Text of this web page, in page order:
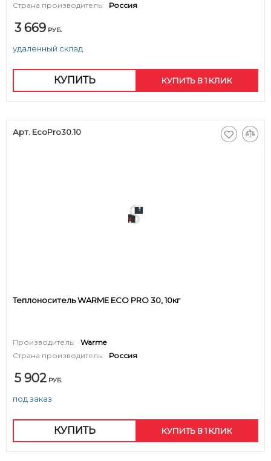
Страна производитель:
Россия
3 669 РУБ.
удаленный склад
КУПИТЬ КУПИТЬ В 1 КЛИК
Арт. EcoPro30.10
Теплоноситель WARME ECO PRO 30, 10кг
Производитель:
Warme
Страна производитель:
Россия
5 902 РУБ.
под заказ
КУПИТЬ КУПИТЬ В 1 КЛИК